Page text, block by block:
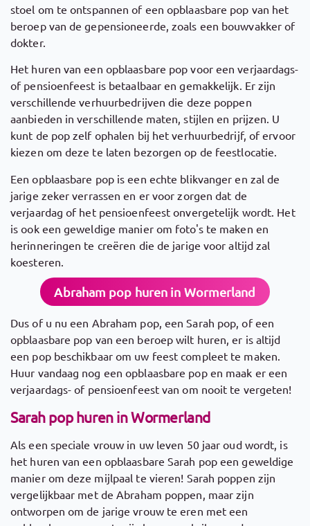
stoel om te ontspannen of een opblaasbare pop van het
beroep van de gepensioneerde, zoals een bouwvakker of
dokter.
Het huren van een opblaasbare pop voor een verjaardags-
of pensioenfeest is betaalbaar en gemakkelijk. Er zijn
verschillende verhuurbedrijven die deze poppen
aanbieden in verschillende maten, stijlen en prijzen. U
kunt de pop zelf ophalen bij het verhuurbedrijf, of ervoor
kiezen om deze te laten bezorgen op de feestlocatie.
Een opblaasbare pop is een echte blikvanger en zal de
jarige zeker verrassen en er voor zorgen dat de
verjaardag of het pensioenfeest onvergetelijk wordt. Het
is ook een geweldige manier om foto's te maken en
herinneringen te creëren die de jarige voor altijd zal
koesteren.
Abraham pop huren in Wormerland
Dus of u nu een Abraham pop, een Sarah pop, of een
opblaasbare pop van een beroep wilt huren, er is altijd
een pop beschikbaar om uw feest compleet te maken.
Huur vandaag nog een opblaasbare pop en maak er een
verjaardags- of pensioenfeest van om nooit te vergeten!
Sarah pop huren in Wormerland
Als een speciale vrouw in uw leven 50 jaar oud wordt, is
het huren van een opblaasbare Sarah pop een geweldige
manier om deze mijlpaal te vieren! Sarah poppen zijn
vergelijkbaar met de Abraham poppen, maar zijn
ontworpen om de jarige vrouw te eren met een